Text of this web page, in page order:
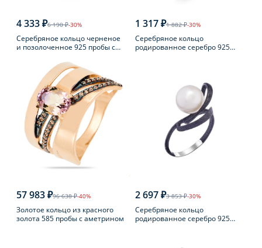
4 333 ₽6 190 ₽-30%
Серебряное кольцо черненое
и позолоченное 925 пробы с
1 317 ₽1 882 ₽-30%
Серебряное кольцо
родированное серебро 925
57 983 ₽96 638 ₽-40%
Золотое кольцо из красного
золота 585 пробы с аметрином
2 697 ₽3 853 ₽-30%
Серебряное кольцо
родированное серебро 925